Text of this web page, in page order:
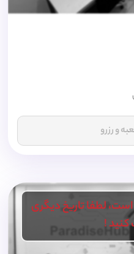
و رزرو
لطفا تاریخ دیگری
کنید !